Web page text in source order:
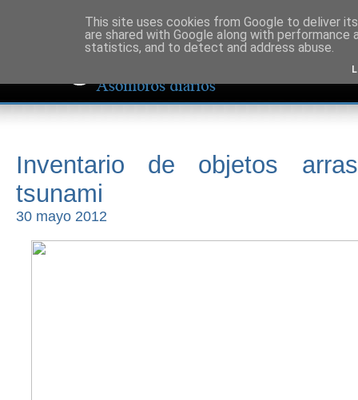
Inventario de objetos
tsunami
30 mayo 2012
This site uses cookies from Google to deliver
are shared with Google along with
statistics, and to detect and address abuse.